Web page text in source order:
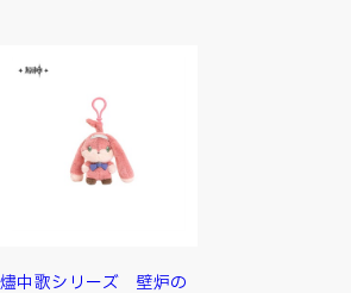
燼中歌シリーズ 壁炉の